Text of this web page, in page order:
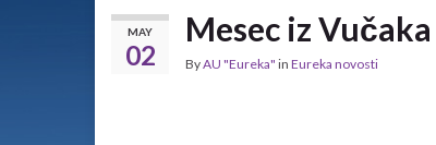
MAY
02
Mesec iz Vučaka
ByAU "Eureka" in Eureka novosti